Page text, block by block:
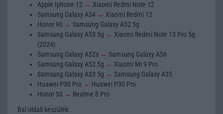
Apple Iphone 12 ↔ Xiaomi Redmi Note 12
Samsung Galaxy A54 ↔ Xiaomi Redmi 12
Honor 90 ↔ Samsung Galaxy A52 5g
Samsung Galaxy A53 5g ↔ Xiaomi Redmi Note 13 Pro 5g
(2024)
Samsung Galaxy A52s ↔ Samsung Galaxy A56
Samsung Galaxy A52 5g ↔ Xiaomi Mi 9 Pro
Samsung Galaxy A33 5g ↔ Samsung Galaxy A35
Huawei P30 Pro ↔ Huawei P30 Pro
Honor 50 ↔ Realme 8 Pro
Bal oldali készülék: